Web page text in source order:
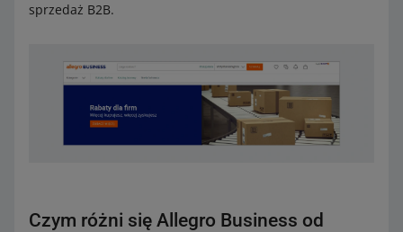
sprzedaż B2B.
Czym różni się Allegro Business od